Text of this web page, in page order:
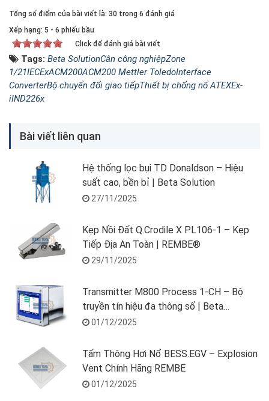
Tổng số điểm của bài viết là: 30 trong 6 đánh giá
Xếp hạng: 5 - 6 phiếu bầu
Click để đánh giá bài viết
Tags: Beta SolutionCân công nghiệpZone
1/21IECExACM200ACM200 Mettler ToledoInterface
ConverterBộ chuyển đổi giao tiếpThiết bị chống nổ ATEXEx-
iIND226x
Bài viết liên quan
Hệ thống lọc bụi TD Donaldson – Hiệu
suất cao, bền bỉ | Beta Solution
27/11/2025
Kẹp Nồi Đất Q.Crodile X PL106-1 – Kẹp
Tiếp Địa An Toàn | REMBE®
29/11/2025
Transmitter M800 Process 1-CH – Bộ
truyền tín hiệu đa thông số | Beta
Solution
01/12/2025
Tấm Thông Hơi Nổ BESS.EGV – Explosion
Vent Chính Hãng REMBE
01/12/2025